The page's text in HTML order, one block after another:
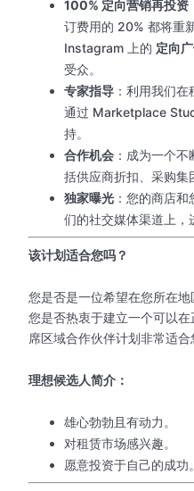
100% 定向营销再投资
订费用的 20% 都将重
Instagram 上的 定向
受众。
专家指导 ：利用我们
通过 Marketplace
持。
合作机会 ：成为一个
括供应商折扣、采购集
独家曝光 ：您的商店
们的社交媒体渠道上，
该计划适合您吗？
您是否是一位希望在您所在
您是否热衷于建立一个可以
席区域合作伙伴计划非常适合
理想候选人简介：
雄心勃勃且有动力。
对租赁市场感兴趣。
愿意投资于自己的成功。